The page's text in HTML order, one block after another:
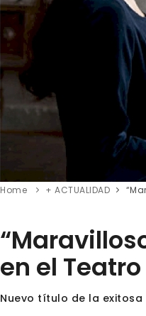
Home + ACTUALIDAD
en el
Nuevo título de la